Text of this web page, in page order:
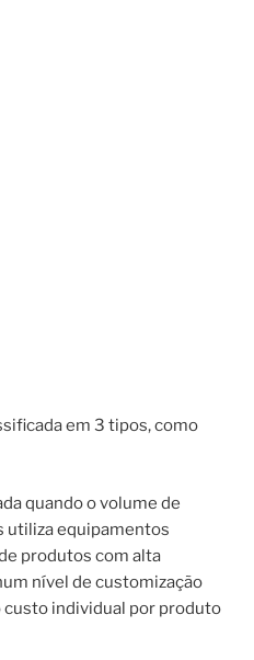
em 3 tipos, como
quando o volume de
utiliza equipamentos
produtos com alta
nível de customização
custo individual por produto